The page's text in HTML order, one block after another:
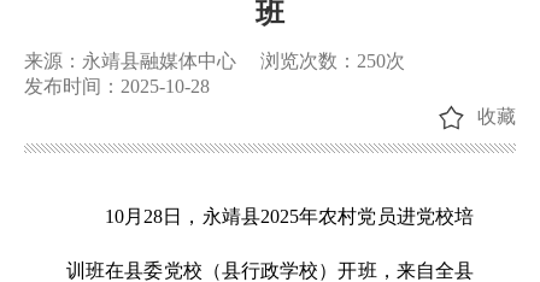
班
来源：永靖县融媒体中心 浏览次数： 250次
发布时间：2025-10-28
收藏
10月28日，永靖县2025年农村党员进党校培
训班在县委党校（县行政学校）开班，来自全县